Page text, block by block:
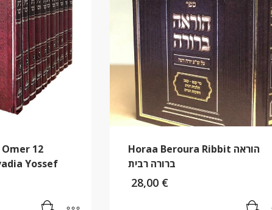
12
Yossef
Horaa Beroura Ribbit הוראה
ברורה רבית
28,00 €